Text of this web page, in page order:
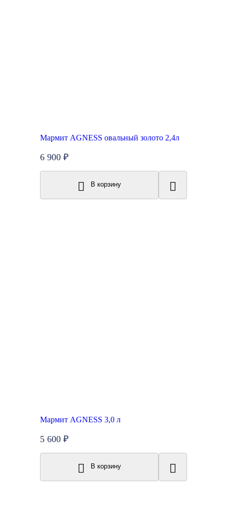
Мармит AGNESS овальный золото 2,4л
6 900 ₽
В корзину
Мармит AGNESS 3,0 л
5 600 ₽
В корзину